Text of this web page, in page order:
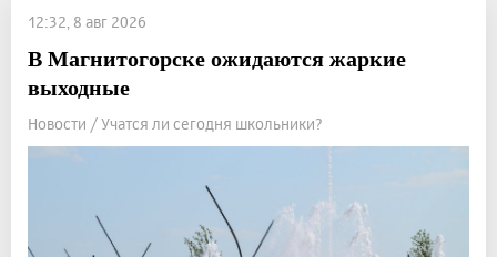
12:32, 8 авг 2026
В Магнитогорске ожидаются жаркие
выходные
Новости / Учатся ли сегодня школьники?